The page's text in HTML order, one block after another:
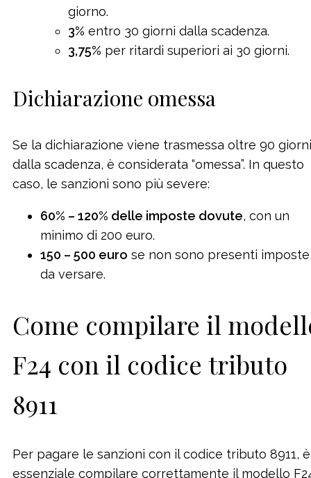
giorno.
3% entro 30 giorni dalla scadenza.
3,75% per ritardi superiori ai 30 giorni.
Dichiarazione omessa
Se la dichiarazione viene trasmessa oltre 90 giorni
dalla scadenza, è considerata “omessa”. In questo
caso, le sanzioni sono più severe:
60% – 120% delle imposte dovute, con un
minimo di 200 euro.
150 – 500 euro se non sono presenti imposte
da versare.
Come compilare il
F24 con il codice tributo
8911
Per pagare le sanzioni con il codice tributo 8911, è
essenziale compilare correttamente il modello